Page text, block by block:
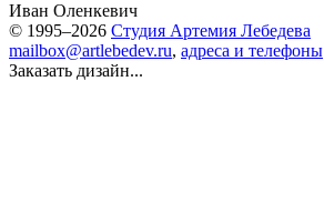
Иван Оленкевич
© 1995–2026 Студия Артемия Лебедева
mailbox@artlebedev.ru, адреса и телефоны
Заказать дизайн...